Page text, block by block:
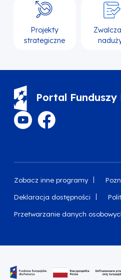
Projekty
strategiczne
Portal Funduszy
Zobacz inne programy
Deklaracja dostępności
Przetwarzanie danych